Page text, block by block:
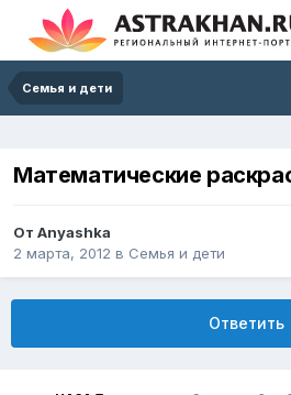
Семья и дети
Математические
От Anyashka
2 марта, 2012 в Семья и дети
Ответить